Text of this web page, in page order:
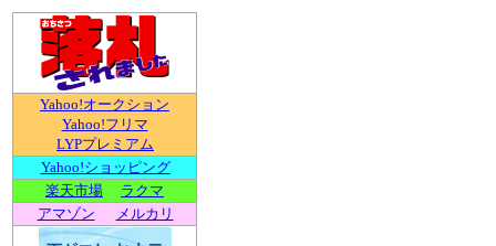
Yahoo!オークション
Yahoo!フリマ
LYPプレミアム
Yahoo!ショッピング
楽天市場
ラクマ
アマゾン
メルカリ